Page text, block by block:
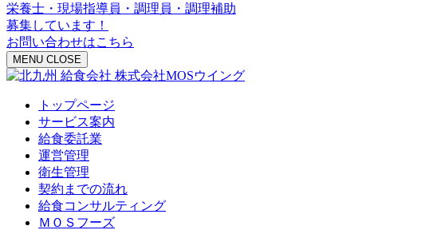
栄養士・現場指導員・調理員・調理補助
募集しています！
お問い合わせはこちら
MENU CLOSE
トップページ
サービス案内
給食委託業
運営管理
衛生管理
契約までの流れ
給食コンサルティング
ＭＯＳフーズ